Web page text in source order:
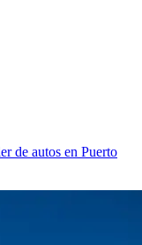
de autos en Puerto